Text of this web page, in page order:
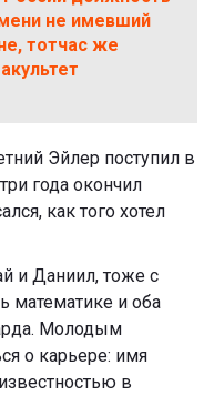
не имевший
тотчас же
Эйлер поступил в
года окончил
как того хотел
и Даниил, тоже с
математике и оба
Молодым
о карьере: имя
в